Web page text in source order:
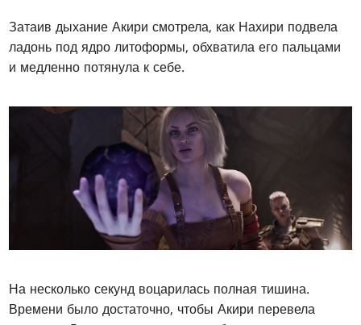
Затаив дыхание Акири смотрела, как Нахири подвела
ладонь под ядро литоформы, обхватила его пальцами
и медленно потянула к себе.
На несколько секунд воцарилась полная тишина.
Времени было достаточно, чтобы Акири перевела